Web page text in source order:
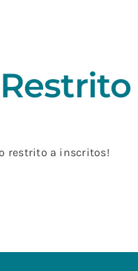
restrito a inscritos!